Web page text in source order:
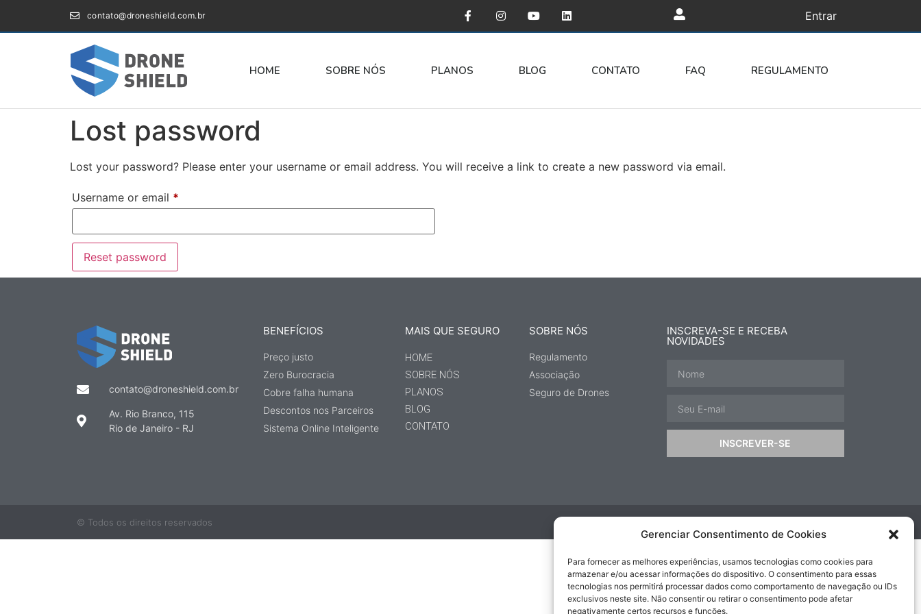
Gerenciar Consentimento de Cookies
Para fornecer as melhores experiências, usamos tecnologias como cookies para
armazenar e/ou acessar informações do dispositivo. O consentimento para essas
tecnologias nos permitirá processar dados como comportamento de navegação ou IDs
exclusivos neste site. Não consentir ou retirar o consentimento pode afetar
negativamente certos recursos e funções.
contato@droneshield.com.br Entrar
HOME SOBRE NÓS PLANOS BLOG CONTATO FAQ REGULAMENTO
Lost password
Lost your password? Please enter your username or email address. You will receive a link to create a new password via email.
Username or email *
Reset password
contato@droneshield.com.br
Av. Rio Branco, 115
Rio de Janeiro - RJ
BENEFÍCIOS
Preço justo
Zero Burocracia
Cobre falha humana
Descontos nos Parceiros
Sistema Online Inteligente
MAIS QUE SEGURO
HOME
SOBRE NÓS
PLANOS
BLOG
CONTATO
SOBRE NÓS
Regulamento
Associação
Seguro de Drones
INSCREVA-SE E RECEBA
NOVIDADES
INSCREVER-SE
© Todos os direitos reservados